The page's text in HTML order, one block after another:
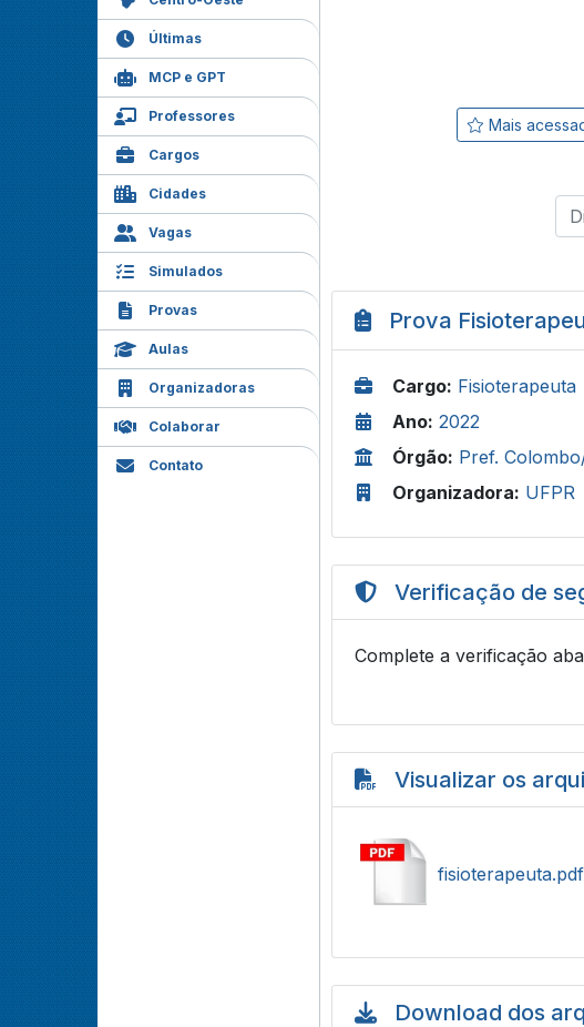
Últimas
MCP e GPT
Professores
Cargos
Cidades
Vagas
Simulados
Provas
Aulas
Organizadoras
Colaborar
Contato
Mais
Prova
Cargo: Fisioterapeuta
Ano: 2022
Órgão: Pref.
Organizadora: UFPR
Verificação de
Complete a verificação
Visualizar os
fisioterapeuta.pdf
Download dos